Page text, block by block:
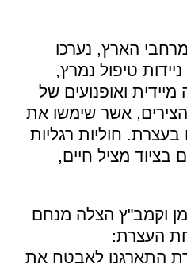
הארץ, נערכו
טיפול נמרץ,
ואופנועים של
אשר שימשו את
חוליות רגליות
בציוד מציל חיים,
וקמב"ץ הצלה מנחם
העצרת:
התארגנו לאבטח את